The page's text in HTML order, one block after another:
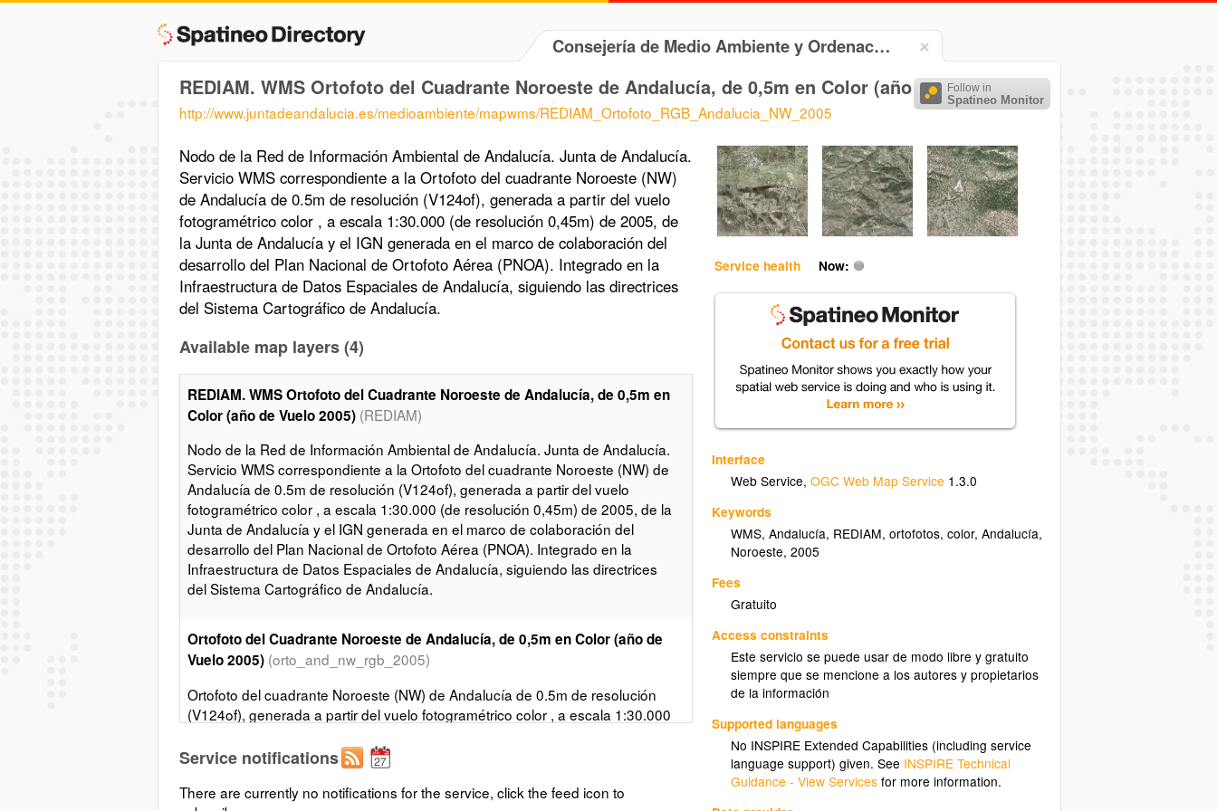
Consejería de Medio Ambiente y Ordenac…
Follow in
Spatineo Monitor
REDIAM. WMS Ortofoto del Cuadrante Noroeste de Andalucía, de 0,5m en Color (año de Vuelo 2005)
http://www.juntadeandalucia.es/medioambiente/mapwms/REDIAM_Ortofoto_RGB_Andalucia_NW_2005
Service health Now:
Interface
Web Service,OGC Web Map Service 1.3.0
Keywords
WMS,Andalucía, REDIAM,ortofotos,color,Andalucía,
Noroeste,2005
Fees
Gratuito
Access constraints
Este servicio se puede usar de modo libre y gratuito
siempre que se mencione a los autores y propietarios
de la información
Supported languages
No INSPIRE Extended Capabilities (including service
language support) given. See INSPIRE Technical
Guidance - View Services for more information.
Nodo de la Red de Información Ambiental de Andalucía. Junta de Andalucía.
Servicio WMS correspondiente a la Ortofoto del cuadrante Noroeste (NW)
de Andalucía de 0.5m de resolución (V124of), generada a partir del vuelo
fotogramétrico color , a escala 1:30.000 (de resolución 0,45m) de 2005, de
la Junta de Andalucía y el IGN generada en el marco de colaboración del
desarrollo del Plan Nacional de Ortofoto Aérea (PNOA). Integrado en la
Infraestructura de Datos Espaciales de Andalucía, siguiendo las directrices
del Sistema Cartográfico de Andalucía.
Available map layers (4)
REDIAM. WMS Ortofoto del Cuadrante Noroeste de Andalucía, de 0,5m en
Color (año de Vuelo 2005) (REDIAM)
Nodo de la Red de Información Ambiental de Andalucía. Junta de Andalucía.
Servicio WMS correspondiente a la Ortofoto del cuadrante Noroeste (NW) de
Andalucía de 0.5m de resolución (V124of), generada a partir del vuelo
fotogramétrico color , a escala 1:30.000 (de resolución 0,45m) de 2005, de la
Junta de Andalucía y el IGN generada en el marco de colaboración del
desarrollo del Plan Nacional de Ortofoto Aérea (PNOA). Integrado en la
Infraestructura de Datos Espaciales de Andalucía, siguiendo las directrices
del Sistema Cartográfico de Andalucía.
Ortofoto del Cuadrante Noroeste de Andalucía, de 0,5m en Color (año de
Vuelo 2005) (orto_and_nw_rgb_2005)
Ortofoto del cuadrante Noroeste (NW) de Andalucía de 0.5m de resolución
(V124of), generada a partir del vuelo fotogramétrico color , a escala 1:30.000
en el marco de colaboración del desarrollo del Plan Nacional de Ortofoto
Service notifications
There are currently no notifications for the service, click the feed icon to